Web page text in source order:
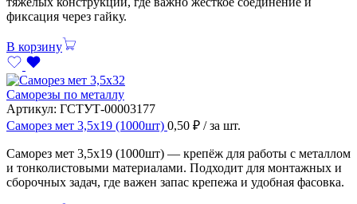
фиксация через гайку.
В корзину
Саморезы по металлу
Артикул: ГСТУТ-00003177
Саморез мет 3,5х19 (1000шт) 0,50 ₽ / за шт.
Саморез мет 3,5х19 (1000шт) — крепёж для работы с металлом
и тонколистовыми материалами. Подходит для монтажных и
сборочных задач, где важен запас крепежа и удобная фасовка.